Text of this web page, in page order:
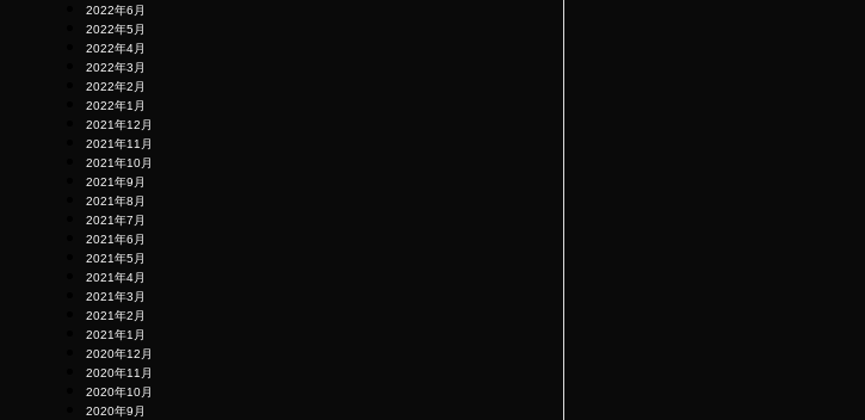
2022年6月
2022年5月
2022年4月
2022年3月
2022年2月
2022年1月
2021年12月
2021年11月
2021年10月
2021年9月
2021年8月
2021年7月
2021年6月
2021年5月
2021年4月
2021年3月
2021年2月
2021年1月
2020年12月
2020年11月
2020年10月
2020年9月